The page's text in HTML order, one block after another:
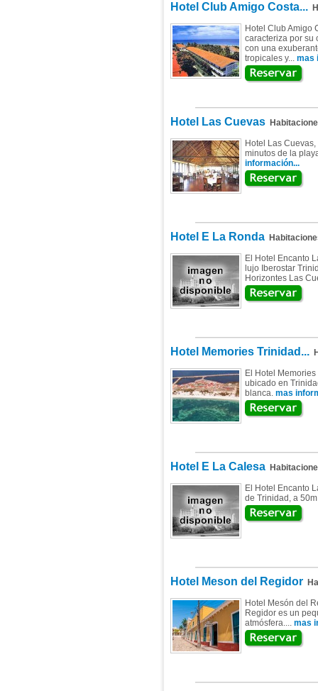
Hotel Club Amigo Costa...
Hotel Club Amigo
caracteriza por su
con una
tropicales y... mas
Hotel Las Cuevas
Hotel Las
minutos de la
información...
Hotel E La Ronda
El Hotel Encanto
lujo Iberostar
Horizontes Las
Hotel Memories Trinidad...
El Hotel
ubicado en
blanca. mas
Hotel E La Calesa
El Hotel Encanto
de Trinidad, a
Hotel Meson del Regidor
Hotel Mesón del
Regidor es un
atmósfera.... mas